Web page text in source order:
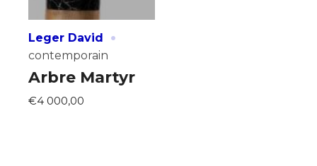
Leger David ·
contemporain
Arbre Martyr
€4 000,00